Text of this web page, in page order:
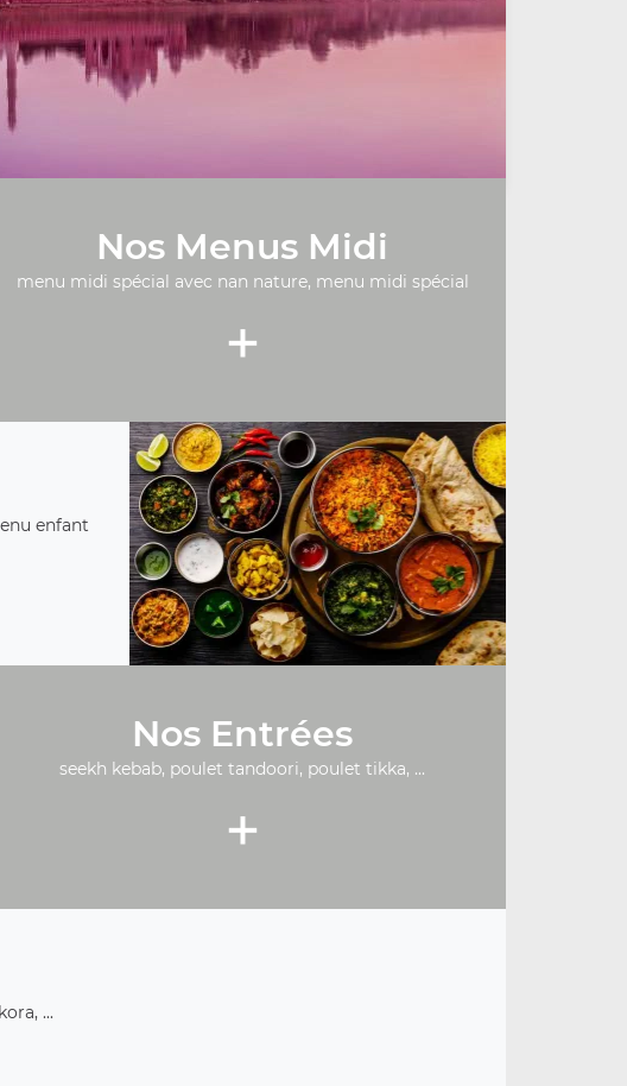
Nos Menus Midi
menu midi spécial avec nan nature, menu midi spécial
+
enfant
Nos Entrées
seekh kebab, poulet tandoori, poulet tikka, ...
+
...